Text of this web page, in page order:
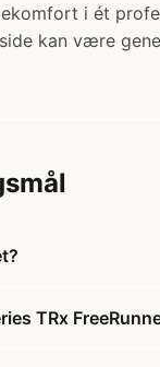
i ét
kan være
TRx